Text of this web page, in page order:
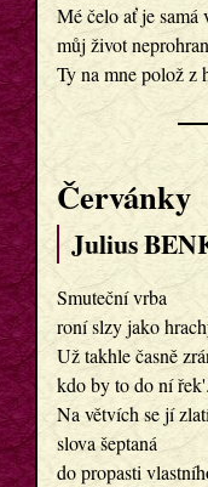
Mé čelo ať je samá
můj život
Ty na mne polož z
Červánky
Julius
Smuteční vrba
roní slzy jako
Už takhle časně
kdo by to do ní
Na větvích se jí
slova šeptaná
do propasti